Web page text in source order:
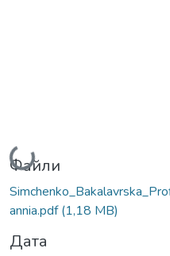
Вантажиться...
Файли
annia.pdf(1,18 MB)
Дата